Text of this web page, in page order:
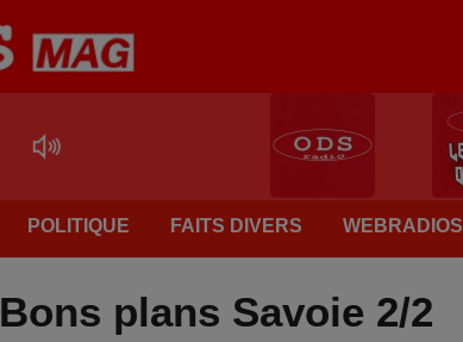
POLITIQUE FAITS DIVERS WEBRADIOS
Bons plans Savoie 2/2